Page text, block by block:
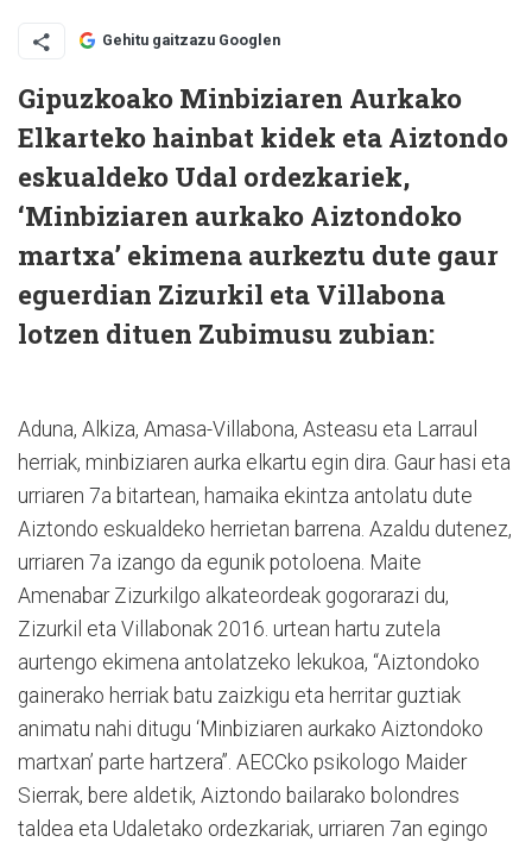
Gehitu gaitzazu Googlen
Gipuzkoako Minbiziaren Aurkako
Elkarteko hainbat kidek eta Aiztondo
eskualdeko Udal ordezkariek,
‘Minbiziaren aurkako Aiztondoko
martxa’ ekimena aurkeztu dute gaur
eguerdian Zizurkil eta Villabona
lotzen dituen Zubimusu zubian:
Aduna, Alkiza, Amasa-Villabona, Asteasu eta Larraul
herriak, minbiziaren aurka elkartu egin dira. Gaur hasi eta
urriaren 7a bitartean, hamaika ekintza antolatu dute
Aiztondo eskualdeko herrietan barrena. Azaldu dutenez,
urriaren 7a izango da egunik potoloena. Maite
Amenabar Zizurkilgo alkateordeak gogorarazi du,
Zizurkil eta Villabonak 2016. urtean hartu zutela
aurtengo ekimena antolatzeko lekukoa, “Aiztondoko
gainerako herriak batu zaizkigu eta herritar guztiak
animatu nahi ditugu ‘Minbiziaren aurkako Aiztondoko
martxan’ parte hartzera”. AECCko psikologo Maider
Sierrak, bere aldetik, Aiztondo bailarako bolondres
taldea eta Udaletako ordezkariak, urriaren 7an egingo